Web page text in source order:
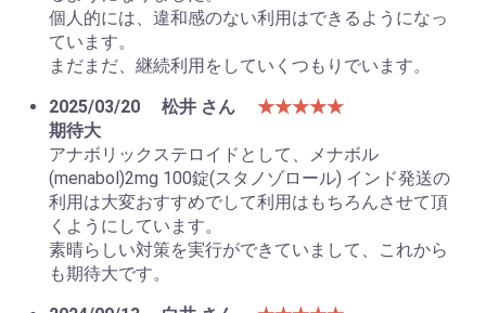
お買い物を続ける カートへ進む
個人的には、違和感のない利用はできるようになっ
ています。
まだまだ、継続利用をしていくつもりでいます。
2025/03/20
松井 さん
★★★★★
期待大
アナボリックステロイドとして、メナボル
(menabol)2mg 100錠(スタノゾロール) インド発送の
利用は大変おすすめでして利用はもちろんさせて頂
くようにしています。
素晴らしい対策を実行ができていまして、これから
も期待大です。